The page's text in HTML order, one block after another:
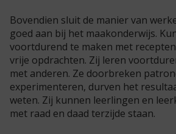
Bovendien sluit de manier van
goed aan bij het maakonderwijs.
voortdurend te maken met
vrije opdrachten. Zij leren
met anderen. Ze doorbreken
experimenteren, durven het
weten. Zij kunnen leerlingen en
met raad en daad terzijde staan.